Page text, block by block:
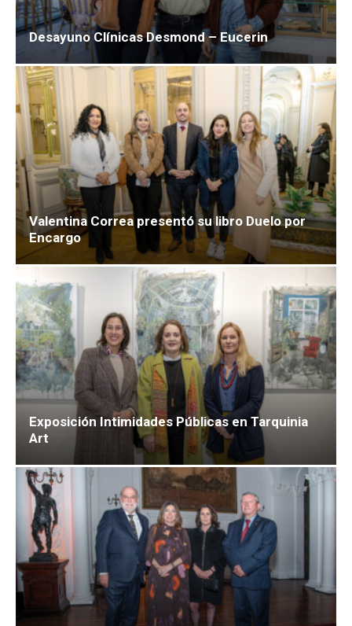
Desayuno Clínicas Desmond – Eucerin
Valentina Correa presentó su libro Duelo por
Encargo
Exposición Intimidades Públicas en Tarquinia
Art